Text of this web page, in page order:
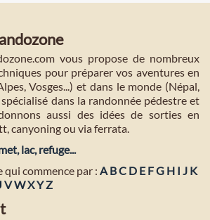
vous propose de nombreux
pour préparer vos aventures en
Vosges...) et dans le monde (Népal,
dans la randonnée pédestre et
aussi des idées de sorties en
canyoning ou via ferrata.
lac, refuge...
qui commence par : A BC D E FG H I J K
VWXYZ